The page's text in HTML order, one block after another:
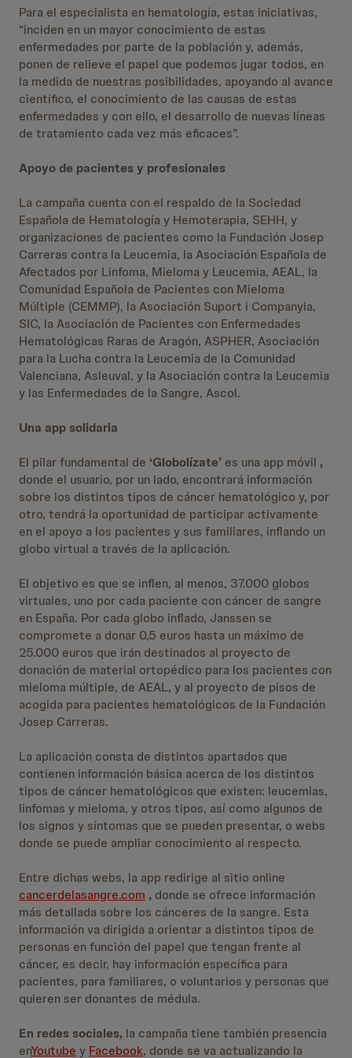
Para el especialista en hematología, estas iniciativas,
“inciden en un mayor conocimiento de estas
enfermedades por parte de la población y, además,
ponen de relieve el papel que podemos jugar todos, en
la medida de nuestras posibilidades, apoyando al avance
científico, el conocimiento de las causas de estas
enfermedades y con ello, el desarrollo de nuevas líneas
de tratamiento cada vez más eficaces”.
Apoyo de pacientes y profesionales
La campaña cuenta con el respaldo de la Sociedad
Española de Hematología y Hemoterapia, SEHH, y
organizaciones de pacientes como la Fundación Josep
Carreras contra la Leucemia, la Asociación Española de
Afectados por Linfoma, Mieloma y Leucemia, AEAL, la
Comunidad Española de Pacientes con Mieloma
Múltiple (CEMMP), la Asociación Suport i Companyia,
SIC, la Asociación de Pacientes con Enfermedades
Hematológicas Raras de Aragón, ASPHER, Asociación
para la Lucha contra la Leucemia de la Comunidad
Valenciana, Asleuval, y la Asociación contra la Leucemia
y las Enfermedades de la Sangre, Ascol.
Una app solidaria
El pilar fundamental de ‘Globolízate’ es una app móvil ,
donde el usuario, por un lado, encontrará información
sobre los distintos tipos de cáncer hematológico y, por
otro, tendrá la oportunidad de participar activamente
en el apoyo a los pacientes y sus familiares, inflando un
globo virtual a través de la aplicación.
El objetivo es que se inflen, al menos, 37.000 globos
virtuales, uno por cada paciente con cáncer de sangre
en España. Por cada globo inflado, Janssen se
compromete a donar 0,5 euros hasta un máximo de
25.000 euros que irán destinados al proyecto de
donación de material ortopédico para los pacientes con
mieloma múltiple, de AEAL, y al proyecto de pisos de
acogida para pacientes hematológicos de la Fundación
Josep Carreras.
La aplicación consta de distintos apartados que
contienen información básica acerca de los distintos
tipos de cáncer hematológicos que existen: leucemias,
linfomas y mieloma, y otros tipos, así como algunos de
los signos y síntomas que se pueden presentar, o webs
donde se puede ampliar conocimiento al respecto.
Entre dichas webs, la app redirige al sitio online
cancerdelasangre.com , donde se ofrece información
más detallada sobre los cánceres de la sangre. Esta
información va dirigida a orientar a distintos tipos de
personas en función del papel que tengan frente al
cáncer, es decir, hay información específica para
pacientes, para familiares, o voluntarios y personas que
quieren ser donantes de médula.
En redes sociales, la campaña tiene también presencia
enYoutube y Facebook, donde se va actualizando la